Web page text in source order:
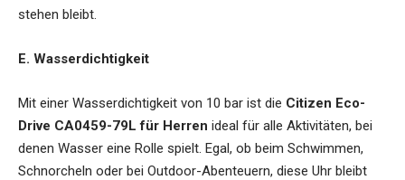
stehen bleibt.
E. Wasserdichtigkeit
Mit einer Wasserdichtigkeit von 10 bar ist die Citizen Eco-
Drive CA0459-79L für Herren ideal für alle Aktivitäten, bei
denen Wasser eine Rolle spielt. Egal, ob beim Schwimmen,
Schnorcheln oder bei Outdoor-Abenteuern, diese Uhr bleibt